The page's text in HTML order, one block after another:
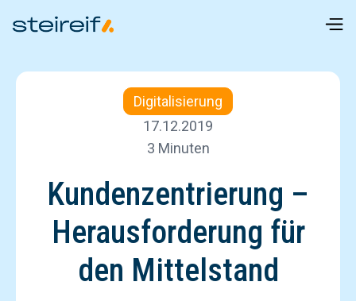
Digitalisierung
17.12.2019
3 Minuten
Kundenzentrierung –
Herausforderung für
den Mittelstand